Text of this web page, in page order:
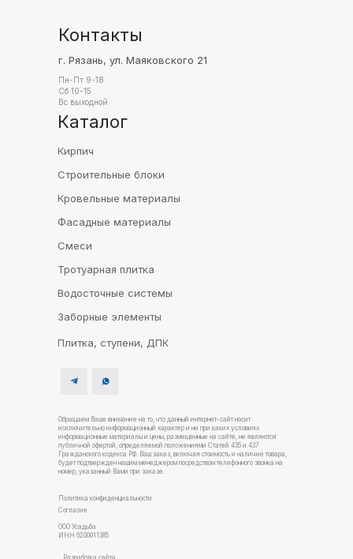
Контакты
Каталог
г. Рязань, ул. Маяковского 21
Пн-Пт 9-18
Сб 10-15
Вс выходной
Обращаем Ваше внимание на то, что данный интернет-сайт носит
исключительно информационный характер и ни при каких условиях
информационные материалы и цены, размещенные на сайте, не являются
публичной офертой, определяемой положениями Статей 435 и 437
Гражданского кодекса РФ. Ваш заказ, включая стоимость и наличие товара,
будет подтвержден нашим менеджером посредством телефонного звонка на
номер, указанный Вами при заказе.
ООО Усадьба
ИНН 6200011385
Политика конфиденциальности
Согласие
Разработка сайта
Кирпич
Строительные блоки
Кровельные материалы
Фасадные материалы
Смеси
Тротуарная плитка
Водосточные системы
Заборные элементы
Плитка, ступени, ДПК